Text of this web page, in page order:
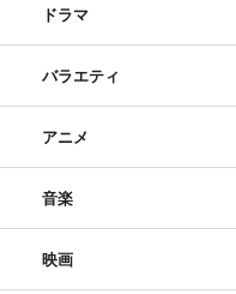
ドラマ
バラエティ
アニメ
音楽
映画